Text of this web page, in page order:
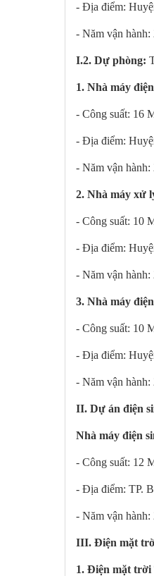
- Địa điểm:
- Năm vận hành:
I.2. Dự phòng:
1. Nhà máy
- Công suất: 16
- Địa điểm:
- Năm vận hành:
2. Nhà máy xử
- Công suất: 10
- Địa điểm:
- Năm vận hành:
3. Nhà máy
- Công suất: 10
- Địa điểm:
- Năm vận hành:
II. Dự án điện
Nhà máy điện
- Công suất: 12
- Địa điểm: TP.
- Năm vận hành:
III. Điện mặt
1. Điện mặt